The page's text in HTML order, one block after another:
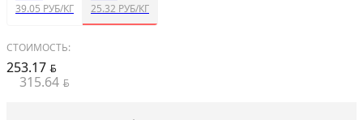
39.05 РУБ/КГ 25.32 РУБ/КГ
СТОИМОСТЬ:
253.17 BYN
315.64 BYN